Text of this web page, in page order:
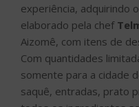
experiência, adquirindo
elaborado pela chef
Aizomê, com itens de
Com quantidades
somente para a cidade
saquê, entradas, prato